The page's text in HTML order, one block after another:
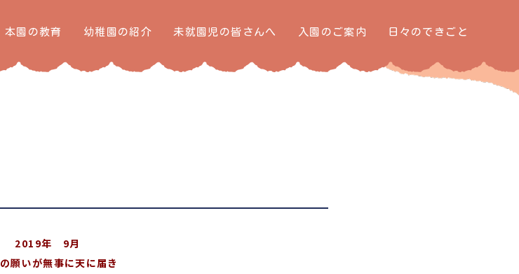
本園の教育 幼稚園の紹介 未就園児の皆さんへ 入園のご案内 日々のできごと
2019年 9月
願いが無事に天に届き